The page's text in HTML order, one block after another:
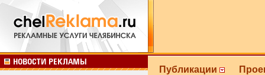
Публикации